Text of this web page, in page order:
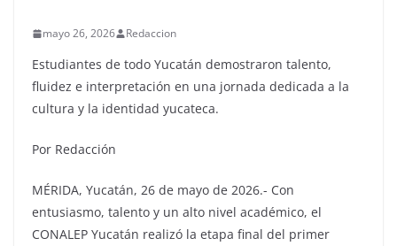
mayo 26, 2026 Redaccion
Estudiantes de todo Yucatán demostraron talento,
fluidez e interpretación en una jornada dedicada a la
cultura y la identidad yucateca.
Por Redacción
MÉRIDA, Yucatán, 26 de mayo de 2026.- Con
entusiasmo, talento y un alto nivel académico, el
CONALEP Yucatán realizó la etapa final del primer